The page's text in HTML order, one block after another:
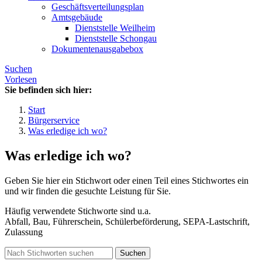
Geschäftsverteilungsplan
Amtsgebäude
Dienststelle Weilheim
Dienststelle Schongau
Dokumentenausgabebox
Suchen
Vorlesen
Sie befinden sich hier:
Start
Bürgerservice
Was erledige ich wo?
Was erledige ich wo?
Geben Sie hier ein Stichwort oder einen Teil eines Stichwortes ein
und wir finden die gesuchte Leistung für Sie.
Häufig verwendete Stichworte sind u.a.
Abfall, Bau, Führerschein, Schülerbeförderung, SEPA-Lastschrift,
Zulassung
Suchen